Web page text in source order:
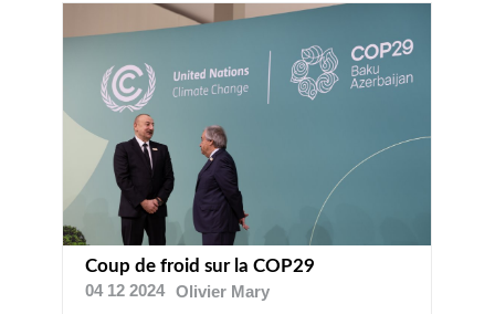
Coup de froid sur la COP29
04 12 2024 Olivier Mary